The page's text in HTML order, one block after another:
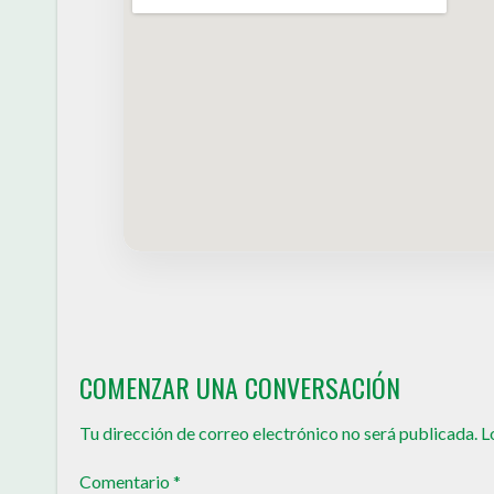
COMENZAR UNA CONVERSACIÓN
Tu dirección de correo electrónico no será publicada.
Comentario*